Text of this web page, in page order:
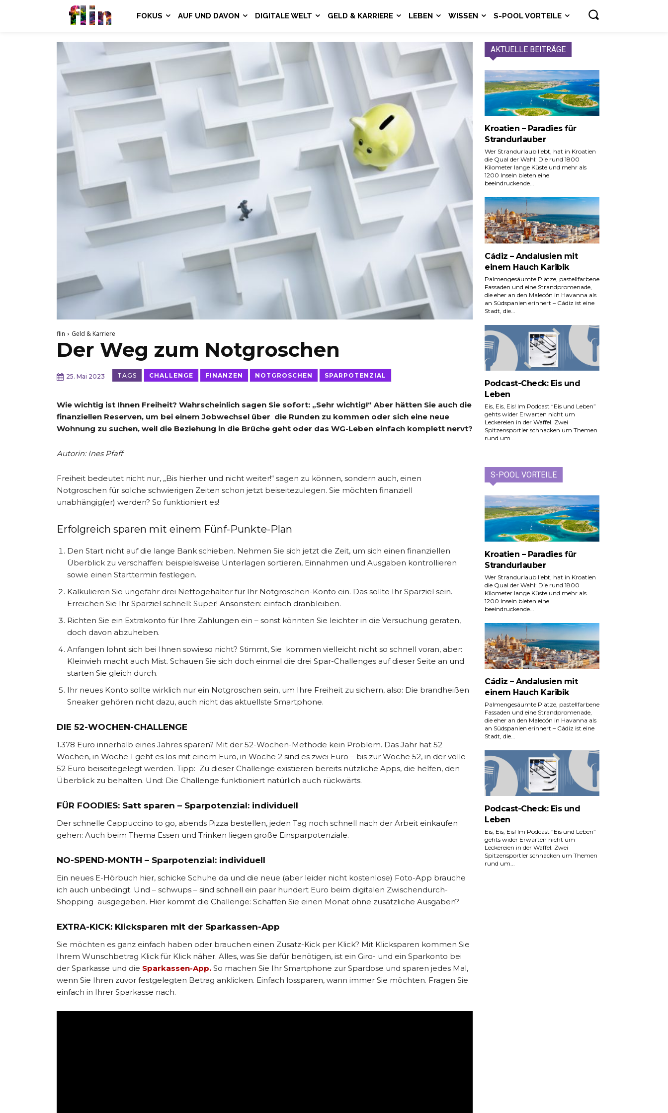
flin FOKUS AUF UND DAVON DIGITALE WELT GELD & KARRIERE LEBEN WISSEN S-POOL VORTEILE
flin Geld & Karriere
Der Weg zum Notgroschen
25. Mai 2023 TAGS CHALLENGE FINANZEN NOTGROSCHEN SPARPOTENZIAL
Wie wichtig ist Ihnen Freiheit? Wahrscheinlich sagen Sie sofort: „Sehr wichtig!“ Aber hätten Sie auch die
finanziellen Reserven, um bei einem Jobwechsel über die Runden zu kommen oder sich eine neue
Wohnung zu suchen, weil die Beziehung in die Brüche geht oder das WG-Leben einfach komplett nervt?
Autorin: Ines Pfaff
Freiheit bedeutet nicht nur, „Bis hierher und nicht weiter!“ sagen zu können, sondern auch, einen
Notgroschen für solche schwierigen Zeiten schon jetzt beiseitezulegen. Sie möchten finanziell
unabhängig(er) werden? So funktioniert es!
Erfolgreich sparen mit einem Fünf-Punkte-Plan
Den Start nicht auf die lange Bank schieben. Nehmen Sie sich jetzt die Zeit, um sich einen finanziellen
Überblick zu verschaffen: beispielsweise Unterlagen sortieren, Einnahmen und Ausgaben kontrollieren
sowie einen Starttermin festlegen.
Kalkulieren Sie ungefähr drei Nettogehälter für Ihr Notgroschen-Konto ein. Das sollte Ihr Sparziel sein.
Erreichen Sie Ihr Sparziel schnell: Super! Ansonsten: einfach dranbleiben.
Richten Sie ein Extrakonto für Ihre Zahlungen ein – sonst könnten Sie leichter in die Versuchung geraten,
doch davon abzuheben.
Anfangen lohnt sich bei Ihnen sowieso nicht? Stimmt, Sie kommen vielleicht nicht so schnell voran, aber:
Kleinvieh macht auch Mist. Schauen Sie sich doch einmal die drei Spar-Challenges auf dieser Seite an und
starten Sie gleich durch.
Ihr neues Konto sollte wirklich nur ein Notgroschen sein, um Ihre Freiheit zu sichern, also: Die brandheißen
Sneaker gehören nicht dazu, auch nicht das aktuellste Smartphone.
DIE 52-WOCHEN-CHALLENGE
1.378 Euro innerhalb eines Jahres sparen? Mit der 52-Wochen-Methode kein Problem. Das Jahr hat 52
Wochen, in Woche 1 geht es los mit einem Euro, in Woche 2 sind es zwei Euro – bis zur Woche 52, in der volle
52 Euro beiseitegelegt werden. Tipp: Zu dieser Challenge existieren bereits nützliche Apps, die helfen, den
Überblick zu behalten. Und: Die Challenge funktioniert natürlich auch rückwärts.
FÜR FOODIES: Satt sparen – Sparpotenzial: individuell
Der schnelle Cappuccino to go, abends Pizza bestellen, jeden Tag noch schnell nach der Arbeit einkaufen
gehen: Auch beim Thema Essen und Trinken liegen große Einsparpotenziale.
NO-SPEND-MONTH – Sparpotenzial: individuell
Ein neues E-Hörbuch hier, schicke Schuhe da und die neue (aber leider nicht kostenlose) Foto-App brauche
ich auch unbedingt. Und – schwups – sind schnell ein paar hundert Euro beim digitalen Zwischendurch-
Shopping ausgegeben. Hier kommt die Challenge: Schaffen Sie einen Monat ohne zusätzliche Ausgaben?
EXTRA-KICK: Klicksparen mit der Sparkassen-App
Sie möchten es ganz einfach haben oder brauchen einen Zusatz-Kick per Klick? Mit Klicksparen kommen Sie
Ihrem Wunschbetrag Klick für Klick näher. Alles, was Sie dafür benötigen, ist ein Giro- und ein Sparkonto bei
der Sparkasse und die Sparkassen-App. So machen Sie Ihr Smartphone zur Spardose und sparen jedes Mal,
wenn Sie Ihren zuvor festgelegten Betrag anklicken. Einfach lossparen, wann immer Sie möchten. Fragen Sie
einfach in Ihrer Sparkasse nach.
AKTUELLE BEITRÄGE
Kroatien – Paradies für
Strandurlauber
Wer Strandurlaub liebt, hat in Kroatien
die Qual der Wahl: Die rund 1800
Kilometer lange Küste und mehr als
1200 Inseln bieten eine
beeindruckende...
Cádiz – Andalusien mit
einem Hauch Karibik
Palmengesäumte Plätze, pastellfarbene
Fassaden und eine Strandpromenade,
die eher an den Malecón in Havanna als
an Südspanien erinnert – Cádiz ist eine
Stadt, die...
Podcast-Check: Eis und
Leben
Eis, Eis, Eis! Im Podcast “Eis und Leben”
gehts wider Erwarten nicht um
Leckereien in der Waffel. Zwei
Spitzensportler schnacken um Themen
rund um...
S-POOL VORTEILE
Kroatien – Paradies für
Strandurlauber
Wer Strandurlaub liebt, hat in Kroatien
die Qual der Wahl: Die rund 1800
Kilometer lange Küste und mehr als
1200 Inseln bieten eine
beeindruckende...
Cádiz – Andalusien mit
einem Hauch Karibik
Palmengesäumte Plätze, pastellfarbene
Fassaden und eine Strandpromenade,
die eher an den Malecón in Havanna als
an Südspanien erinnert – Cádiz ist eine
Stadt, die...
Podcast-Check: Eis und
Leben
Eis, Eis, Eis! Im Podcast “Eis und Leben”
gehts wider Erwarten nicht um
Leckereien in der Waffel. Zwei
Spitzensportler schnacken um Themen
rund um...